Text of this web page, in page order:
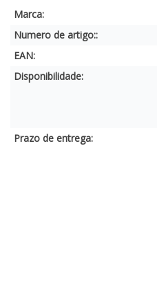
Marca:
Numero de artigo::
EAN:
Disponibilidade:
Prazo de entrega: